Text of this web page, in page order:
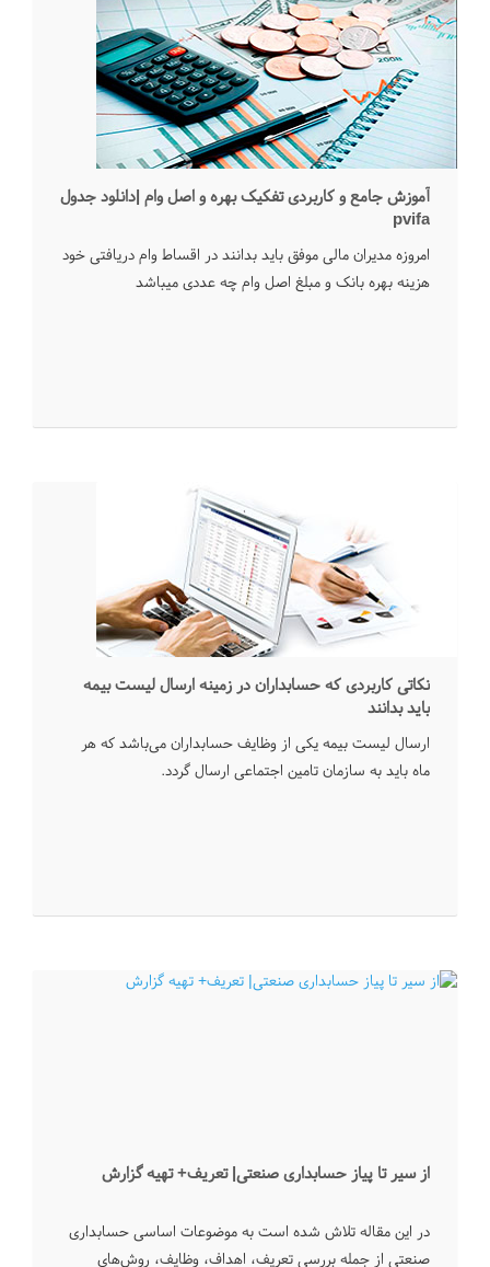
آموزش جامع و کاربردی تفکیک بهره و اصل وام |دانلود جدول
pvifa
امروزه مدیران مالی موفق باید بدانند در اقساط وام دریافتی خود
هزینه بهره بانک و مبلغ اصل وام چه عددی میباشد
نکاتی کاربردی که حسابداران در زمینه ارسال لیست بیمه
باید بدانند
ارسال لیست بیمه یکی از وظایف حسابداران می‌باشد که هر
ماه باید به سازمان تامین اجتماعی ارسال گردد.
از سیر تا پیاز حسابداری صنعتی| تعریف+ تهیه گزارش
در این مقاله تلاش شده است به موضوعات اساسی حسابداری
صنعتی از جمله بررسی تعریف، اهداف، وظایف، روش‌های